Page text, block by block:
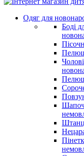
Одяг для
Боді